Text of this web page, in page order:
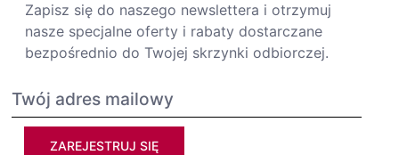
Zapisz się do naszego newslettera i otrzymuj
nasze specjalne oferty i rabaty dostarczane
bezpośrednio do Twojej skrzynki odbiorczej.
ZAREJESTRUJ SIĘ